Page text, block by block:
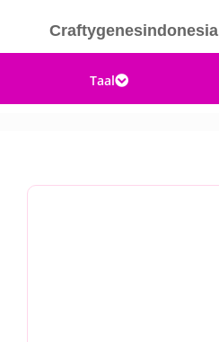
Craftygenesindonesia
Taal